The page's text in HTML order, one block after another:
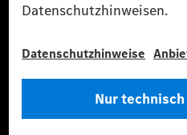
** Der Stromverbrauch wurde auf der
wurden intern nach Maßgabe der
Prüfverfahren“ ermittelt. Es liegen
einer amtlich anerkannten
Typgenehmigung noch eine